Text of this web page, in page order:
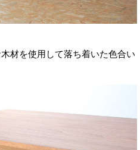
材を使用して落ち着いた色合い